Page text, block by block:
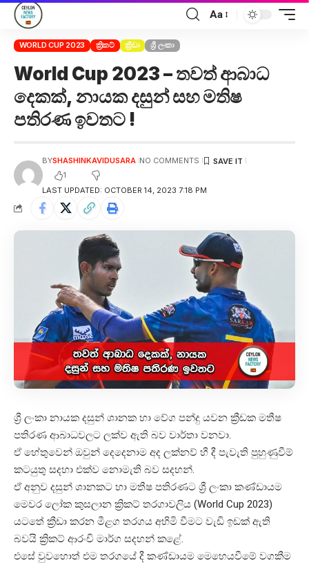
Aa
WORLD CUP 2023 ක්‍රිකට් ක්‍රීඩා ශ්‍රී ලංකා
World Cup 2023 – තවත් ආබාධ
දෙකක්, නායක දසුන් සහ මතිෂ
පතිරණ ඉවතට !
LAST UPDATED: OCTOBER 14, 2023 7:18 PM
BYSHASHINKAVIDUSARA NO COMMENTS
1
ශ්‍රී ලංකා නායක දසුන් ශානක හා වේග පන්දු යවන ක්‍රීඩක මතීෂ
පතිරණ ආබාධවලට ලක්ව ඇති බව වාර්තා වනවා.
ඒ හේතුවෙන් ඔවුන් දෙදෙනාම අද ලක්නව් හී දී පැවැති පුහුණුවීම්
කටයුතු සදහා එක්ව නොමැති බව සදහන්.
ඒ අනුව දසුන් ශානකට හා මතීෂ පතිරණට ශ්‍රී ලංකා කණ්ඩායම
මෙවර ලෝක කුසලාන ක්‍රිකට් තරගාවලිය (World Cup 2023)
යටතේ ක්‍රීඩා කරන මීළග තරගය අහිමි වීමට වැඩි ඉඩක් ඇති
බවයි ක්‍රිකට් ආරංචි මාර්ග සදහන් කළේ.
එසේ වුවහොත් එම තරගයේ දී කණ්ඩායම මෙහෙයවීමේ වගකීම